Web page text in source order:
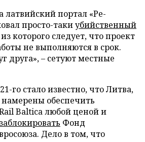
латвийский портал «Ре-
просто-такиубийственный
из которого следует, что проект
не выполняются в срок.
друга», – сетуют местные
го стало известно, что Литва,
обеспечить
Baltica любой ценой и
Фонд
Дело в том, что